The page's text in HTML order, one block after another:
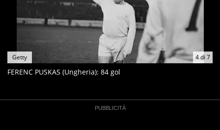
4di 7
Getty
FERENC PUSKAS (Ungheria): 84 gol